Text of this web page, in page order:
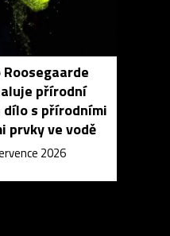
přírodní
dílo s přírodními
prvky ve vodě
2026